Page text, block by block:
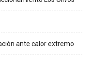
ante calor extremo